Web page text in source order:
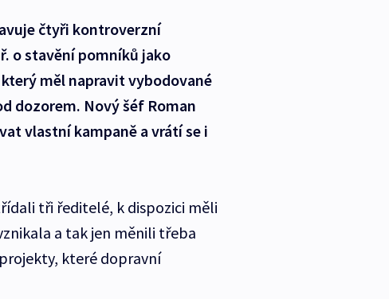
čtyři kontroverzní
o stavění pomníků jako
měl napravit vybodované
dozorem. Nový šéf Roman
vlastní kampaně a vrátí se i
tři ředitelé, k dispozici měli
a tak jen měnili třeba
které dopravní